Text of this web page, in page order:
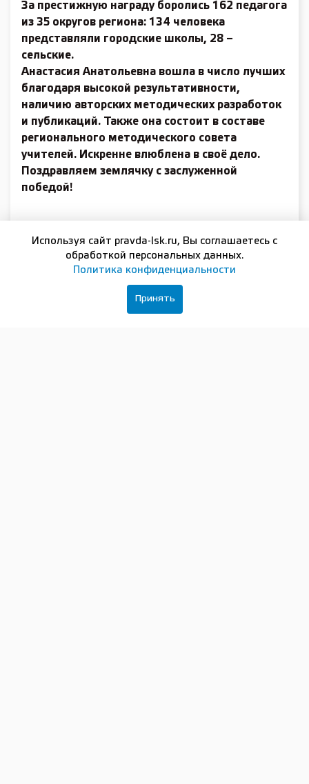
За престижную награду боролись 162 педагога
из 35 округов региона: 134 человека
представляли городские школы, 28 –
сельские.
Анастасия Анатольевна вошла в число лучших
благодаря высокой результативности,
наличию авторских методических разработок
и публикаций. Также она состоит в составе
регионального методического совета
учителей. Искренне влюб­лена в своё дело.
Поздравляем землячку с заслуженной
победой!
ПОДПИСКА И РЕКЛАМА
Используя сайт pravda-lsk.ru, Вы соглашаетесь с
обработкой персональных данных.
Политика конфиденциальности
Принять